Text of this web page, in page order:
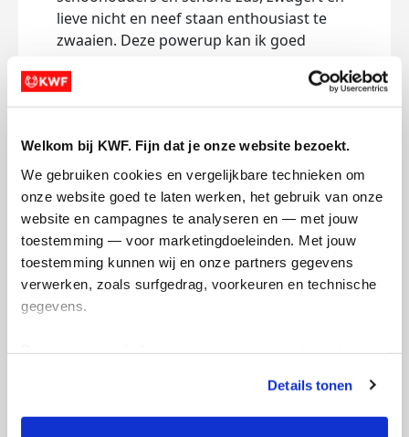
Welkom bij KWF. Fijn dat je onze website bezoekt.
We gebruiken cookies en vergelijkbare technieken om
onze website goed te laten werken, het gebruik van onze
website en campagnes te analyseren en — met jouw
toestemming — voor marketingdoeleinden. Met jouw
toestemming kunnen wij en onze partners gegevens
verwerken, zoals surfgedrag, voorkeuren en technische
gegevens.
tonen. Je kunt je toestemming op elk moment wijzigen of
intrekken via Cookie instellingen onderaan de pagina. De
Details tonen
lieve nicht en neef staan enthousiast te
zwaaien. Deze powerup kan ik goed
omgebouwd tot sprinterlaan is hylarisch,
mensen zijn verkleed, spanborden “run
“pick a Nice butt to follow” “pain is maar
voor even, Strava is forever” en ga zo
maar door. Voor mijn gevoel vliegt deze
straat voorbij. Om de hoek staat een
fanfare onder een tent, ik heb een zwak
voor fanfare en maak een gebaar van
dankjewel; staan daar zus en moeder van
Eva. Voor mijn gevoel staan die overal,
eerste echte uitvaller op de grond zie
liggen. Er is al veel hulp bij, ook in